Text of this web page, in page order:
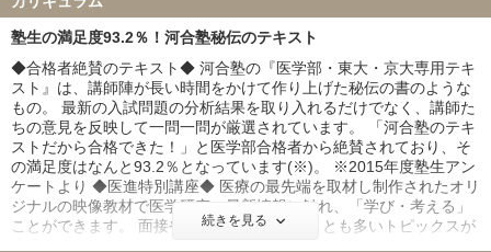
防衛医科大学校 143名
私立大学
慶應義塾大学 44名
東京慈恵会医科大学 52名
順天堂大学 96名
日本医科大学 74名
大阪医科薬科大学 93名
関西医科大学 145名
国際医療福祉大学 183名
自治医科大学 43名
東京医科大学 85名
昭和医科大学 80名
東邦大学 89名
産業医科大学 43名
帝京大学 74名
近畿大学 101名
ながら授業を進めます。
②自ら考え、解く力が身につきます。
講師は受験テクニックを伝授するだけではありません。
理解するために必要な概念、問題を解くための切り口なども伝え、
「自ら考え、解く力」を育てます。
③疑問が解けるまで、受験指導のプロに直接質問できます。
合格には「その日の疑問はその日のうちに解決する」ことが重要で
す。
講師は授業前後に高資質に待機しています。
一人ひとりの疑問が解けるまで丁寧に答えます。
塾生の満足度93.2％！河合塾秘伝のテキスト
◆合格者絶賛のテキスト◆ 河合塾の『医学部・東大・京大専用テキ
スト』は、講師陣が長い時間をかけて作り上げた秘伝の書のような
もの。 最新の入試問題の分析結果を取り入れるだけでなく、講師た
ちの意見を反映して一問一問が厳選されています。 「河合塾のテキ
ストだから合格できた！」と医学部合格者から絶賛されており、そ
の満足度はなんと93.2％となっています(※)。 ※2015年度塾生アン
ケートより ◆医進特別講座◆ 医療の最先端を取材し制作されたオリ
ジナルの映像教材で医学研究の最新情報に触れ、「学び・考える」
ことができます。 面接や小論文で問われることも多いトピックスが
続きを見る